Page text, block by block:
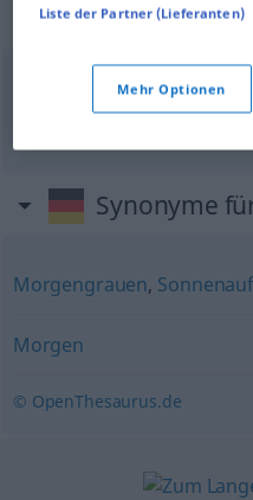
Beispielsätze
bei Tagesanbruch
amanecer
Synonyme
Morgengrauen,
Morgen
© OpenThesaurus.de
Liste der Partner (Lieferanten)
Mehr Optionen